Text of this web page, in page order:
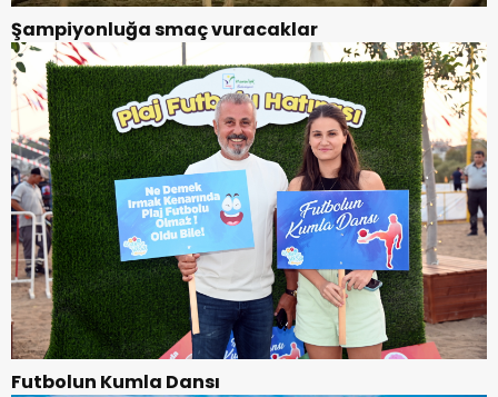
Şampiyonluğa smaç vuracaklar
Futbolun Kumla Dansı